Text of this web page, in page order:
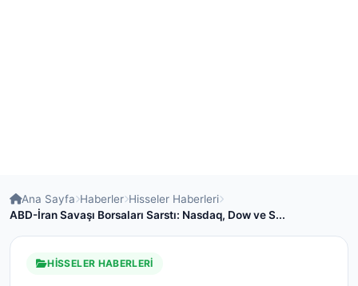
Ana Sayfa Haberler Hisseler Haberleri
ABD-İran Savaşı Borsaları Sarstı: Nasdaq, Dow ve S...
HISSELER HABERLERI